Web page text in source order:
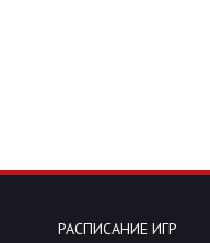
РАСПИСАНИЕ ИГР